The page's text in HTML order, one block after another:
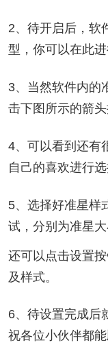
2、待开启后，软
型，你可以在此进
3、当然软件内的
击下图所示的箭
4、可以看到还有
自己的喜欢进行选
5、选择好准星样
试，分别为准星大
还可以点击设置
及样式。
6、待设置完成后
祝各位小伙伴都能